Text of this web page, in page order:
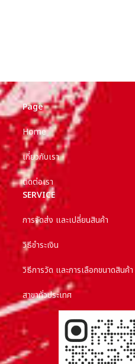
Page
Home
เกี่ยวกับเรา
ติดต่อเรา
SERVICE
การจัดส่ง และเปลี่ยนสินค้า
วิธีชำระเงิน
วิธีการวัด และการเลือกขนาดสินค้า
สาขาทั่วประเทศ
FOLLOW US